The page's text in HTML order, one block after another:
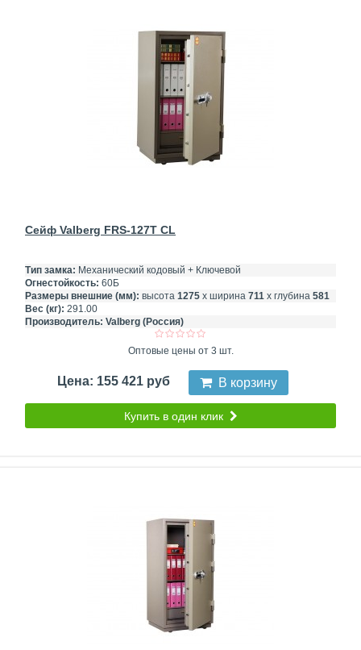
Сейф Valberg FRS-127T CL
Тип замка: Механический кодовый + Ключевой
Огнестойкость: 60Б
Размеры внешние (мм): высота 1275 х ширина 711 х глубина 581
Вес (кг): 291.00
Производитель: Valberg (Россия)
Оптовые цены от 3 шт.
Цена: 155 421 руб В корзину
Купить в один клик